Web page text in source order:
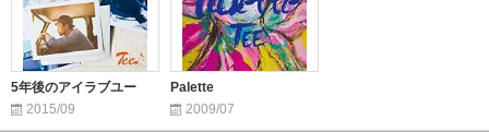
5年後のアイラブユー
2015/09
Palette
2009/07